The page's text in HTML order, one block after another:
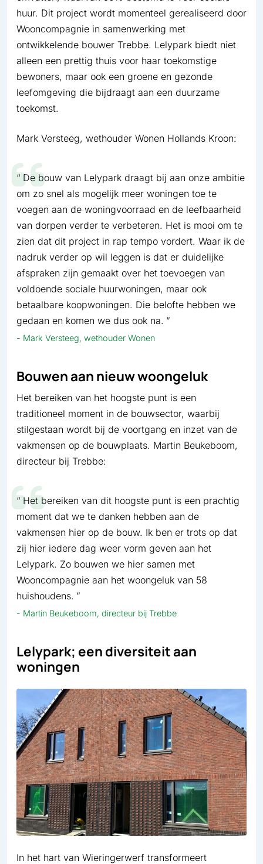
huur. Dit project wordt momenteel gerealiseerd door
Wooncompagnie in samenwerking met
ontwikkelende bouwer Trebbe. Lelypark biedt niet
alleen een prettig thuis voor haar toekomstige
bewoners, maar ook een groene en gezonde
leefomgeving die bijdraagt aan een duurzame
toekomst.
Mark Versteeg, wethouder Wonen Hollands Kroon:
De bouw van Lelypark draagt bij aan onze ambitie
om zo snel als mogelijk meer woningen toe te
voegen aan de woningvoorraad en de leefbaarheid
van dorpen verder te verbeteren. Het is mooi om te
zien dat dit project in rap tempo vordert. Waar ik de
nadruk verder op wil leggen is dat er duidelijke
afspraken zijn gemaakt over het toevoegen van
voldoende sociale huurwoningen, maar ook
betaalbare koopwoningen. Die belofte hebben we
gedaan en komen we dus ook na.
Mark Versteeg, wethouder Wonen
Bouwen aan nieuw woongeluk
Het bereiken van het hoogste punt is een
traditioneel moment in de bouwsector, waarbij
stilgestaan wordt bij de voortgang en inzet van de
vakmensen op de bouwplaats. Martin Beukeboom,
directeur bij Trebbe:
Het bereiken van dit hoogste punt is een prachtig
moment dat we te danken hebben aan de
vakmensen hier op de bouw. Ik ben er trots op dat
zij hier iedere dag weer vorm geven aan het
Lelypark. Zo bouwen we hier samen met
Wooncompagnie aan het woongeluk van 58
huishoudens.
Martin Beukeboom, directeur bij Trebbe
Lelypark; een diversiteit aan
woningen
In het hart van Wieringerwerf transformeert